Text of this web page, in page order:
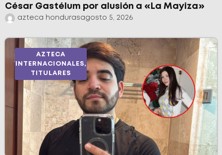
César Gastélum por alusión a «La Mayiza»
azteca hondurasagosto 5, 2026
AZTECA
INTERNACIONALES,
TITULARES